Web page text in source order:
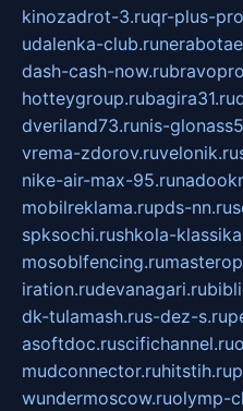
kinozadrot-3.ruqr-plus-
udalenka-club.ru
dash-cash-now.ru
hotteygroup.rubagira31.ru
dveriland73.runis-
vrema-zdorov.ruvelonik.ru
nike-air-max-95.ru
mobilreklama.rupds-nn.ru
spksochi.rushkola-
mosoblfencing.ru
iration.rudevanagari.ru
dk-tulamash.rus-dez-s.ru
asoftdoc.ruscifichannel.ru
mudconnector.ruhitstih.ru
wundermoscow.ruolymp-